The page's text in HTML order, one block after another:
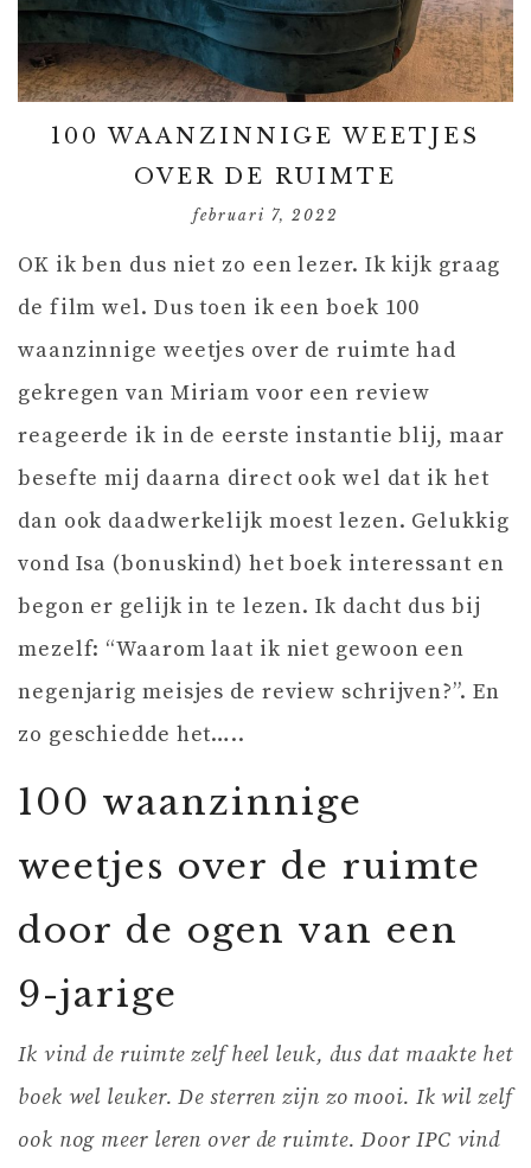
100 WAANZINNIGE WEETJES
OVER DE RUIMTE
februari 7, 2022
OK ik ben dus niet zo een lezer. Ik kijk graag
de film wel. Dus toen ik een boek 100
waanzinnige weetjes over de ruimte had
gekregen van Miriam voor een review
reageerde ik in de eerste instantie blij, maar
besefte mij daarna direct ook wel dat ik het
dan ook daadwerkelijk moest lezen. Gelukkig
vond Isa (bonuskind) het boek interessant en
begon er gelijk in te lezen. Ik dacht dus bij
mezelf: “Waarom laat ik niet gewoon een
negenjarig meisjes de review schrijven?”. En
zo geschiedde het…..
100 waanzinnige
weetjes over de ruimte
door de ogen van een
9-jarige
Ik vind de ruimte zelf heel leuk, dus dat maakte het
boek wel leuker. De sterren zijn zo mooi. Ik wil zelf
ook nog meer leren over de ruimte. Door IPC vind